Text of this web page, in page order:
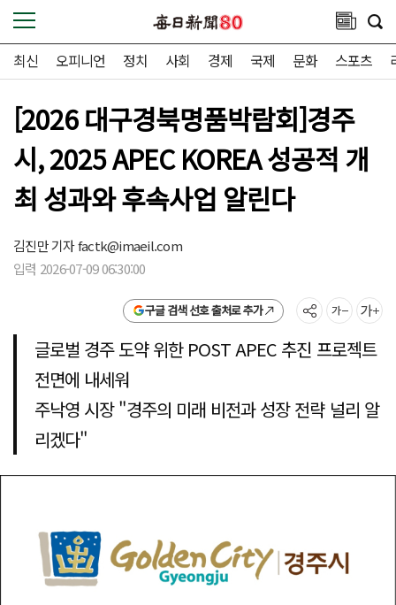
최신 오피니언 정치 사회 경제 국제 문화 스포츠
[2026 대구경북명품박람회]경주
시, 2025 APEC KOREA 성공적 개
최 성과와 후속사업 알린다
김진만 기자factk@imaeil.com
입력 2026-07-09 06:30:00
구글 검색 선호 출처로 추가
글로벌 경주 도약 위한 POST APEC 추진 프로젝트
전면에 내세워
주낙영 시장 "경주의 미래 비전과 성장 전략 널리 알
리겠다"